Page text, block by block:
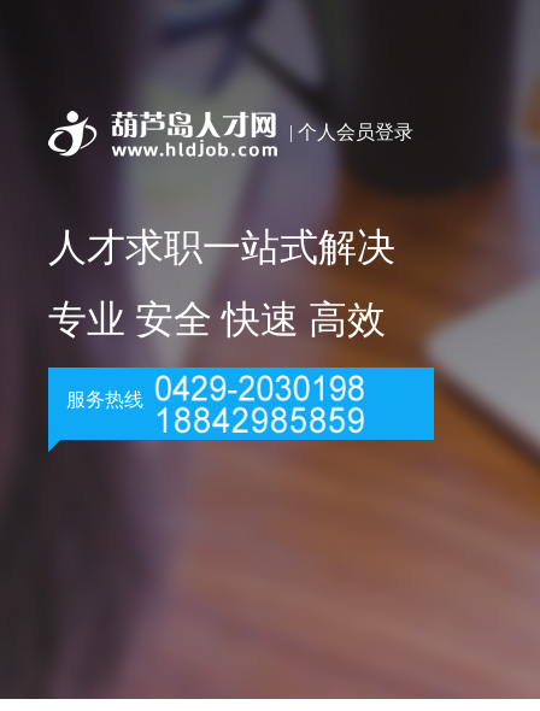
| 个人会员登录
人才求职一站式解决
专业 安全 快速 高效
服务热线